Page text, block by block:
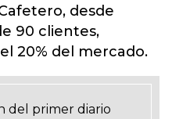
desde
90 clientes,
20% del mercado.
del primer diario